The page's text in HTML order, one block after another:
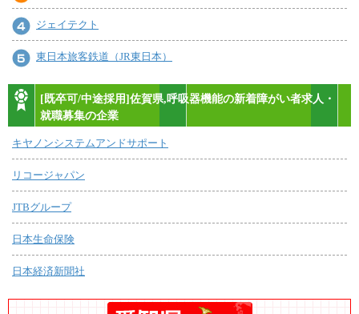
ジェイテクト
東日本旅客鉄道（JR東日本）
[既卒可/中途採用]佐賀県,呼吸器機能の新着障がい者求人・
就職募集の企業
キヤノンシステムアンドサポート
リコージャパン
JTBグループ
日本生命保険
日本経済新聞社